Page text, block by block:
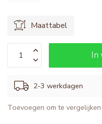
Maattabel
In
2-3 werkdagen
Toevoegen om te vergelijken